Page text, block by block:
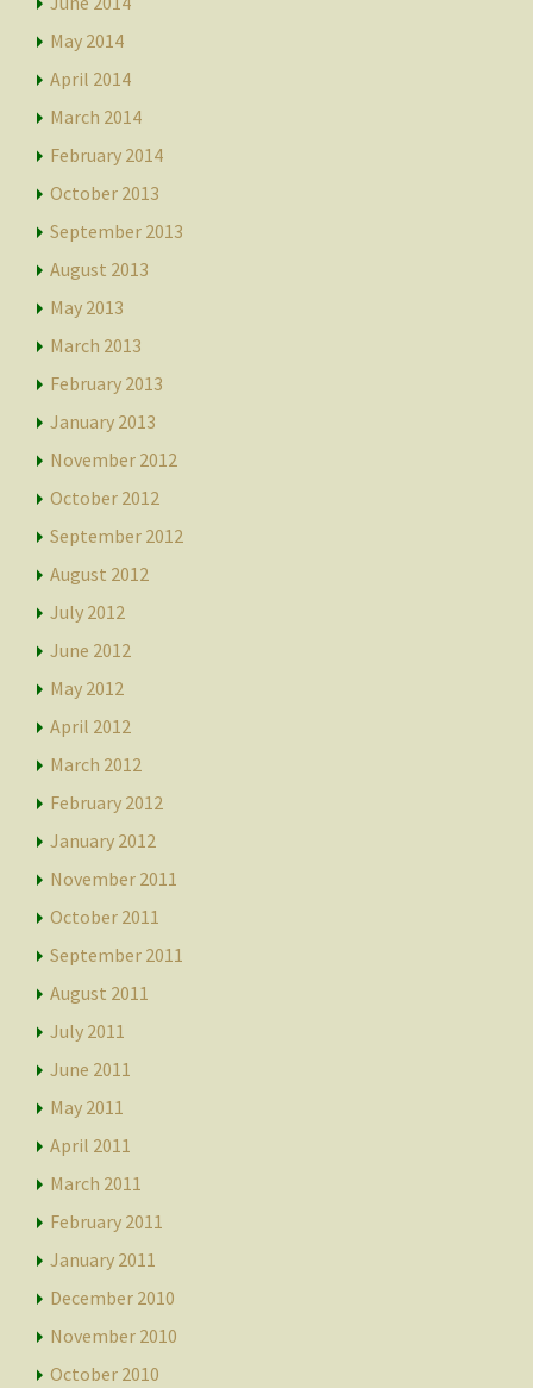
May 2014
April 2014
March 2014
February 2014
October 2013
September 2013
August 2013
May 2013
March 2013
February 2013
January 2013
November 2012
October 2012
September 2012
August 2012
July 2012
June 2012
May 2012
April 2012
March 2012
February 2012
January 2012
November 2011
October 2011
September 2011
August 2011
July 2011
June 2011
May 2011
April 2011
March 2011
February 2011
January 2011
December 2010
November 2010
October 2010